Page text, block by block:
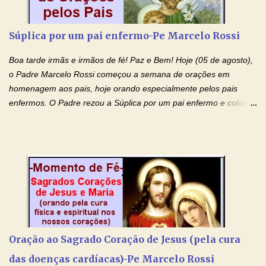
prejudicando a nossa família. Peço também que atenda, em
(apresente aqui o seu pedido...) Eu, desde já, agradeço de
coração, confiante que o Senhor me atenderá. Eu louvo o Pai por
ter nos dado o Senhor, Jesus, como presente de Páscoa. eu
agradeço de coração ao Espíri...
Súplica por um pai enfermo-Pe Marcelo Rossi
Boa tarde irmãs e irmãos de fé! Paz e Bem! Hoje (05 de agosto),
o Padre Marcelo Rossi começou a semana de orações em
homenagem aos pais, hoje orando especialmente pelos pais
enfermos. O Padre rezou a Súplica por um pai enfermo e colocou
de Nossa Senhora. Adriana dos Anjos-Devoção e Fé Mensagem
do Padre Marcelo Rossi por E-mail e Facebook: Como foi
anunciado ontem, entramos em uma semana de homenagens
aos nossos pais. Hoje nossas orações serão focadas nos pais
que não se encontram bem de saúde, OS PAIS ENFERMOS!
pais. Vamos dedicar um dia para os pais mais idosos, pais que
estão doentes, pais que estão longe dos filhos, pais que já são
Oração ao Sagrado Coração de Jesus (pela cura
das doenças cardíacas)-Pe Marcelo Rossi